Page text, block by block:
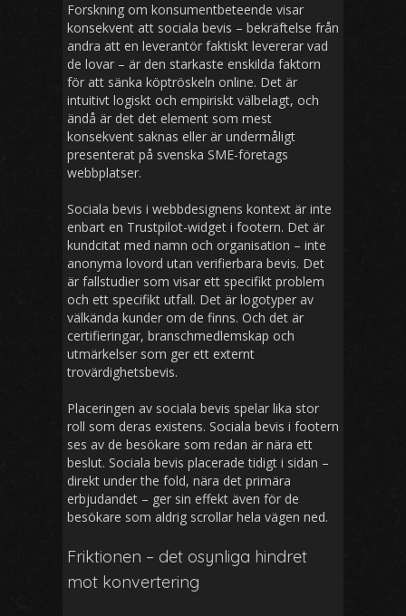
Forskning om konsumentbeteende visar
konsekvent att sociala bevis – bekräftelse från
andra att en leverantör faktiskt levererar vad
de lovar – är den starkaste enskilda faktorn
för att sänka köptröskeln online. Det är
intuitivt logiskt och empiriskt välbelagt, och
ändå är det det element som mest
konsekvent saknas eller är undermåligt
presenterat på svenska SME-företags
webbplatser.
Sociala bevis i webbdesignens kontext är inte
enbart en Trustpilot-widget i footern. Det är
kundcitat med namn och organisation – inte
anonyma lovord utan verifierbara bevis. Det
är fallstudier som visar ett specifikt problem
och ett specifikt utfall. Det är logotyper av
välkända kunder om de finns. Och det är
certifieringar, branschmedlemskap och
utmärkelser som ger ett externt
trovärdighetsbevis.
Placeringen av sociala bevis spelar lika stor
roll som deras existens. Sociala bevis i footern
ses av de besökare som redan är nära ett
beslut. Sociala bevis placerade tidigt i sidan –
direkt under the fold, nära det primära
erbjudandet – ger sin effekt även för de
besökare som aldrig scrollar hela vägen ned.
Friktionen – det osynliga hindret
mot konvertering